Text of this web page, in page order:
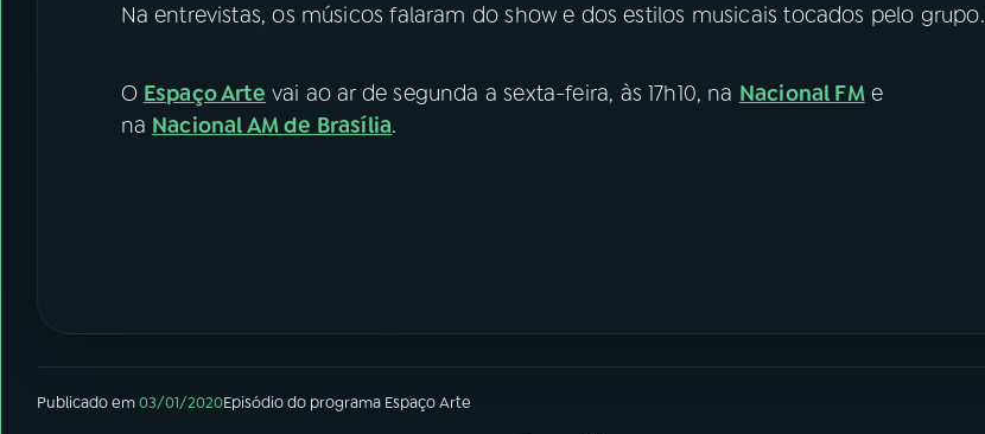
Na entrevistas, os músicos falaram do show e dos estilos musicais tocados pelo grupo.
O Espaço Arte vai ao ar de segunda a sexta-feira, às 17h10, na Nacional FMe
na Nacional AM de Brasília.
Publicado em03/01/2020Episódiodo programa Espaço Arte